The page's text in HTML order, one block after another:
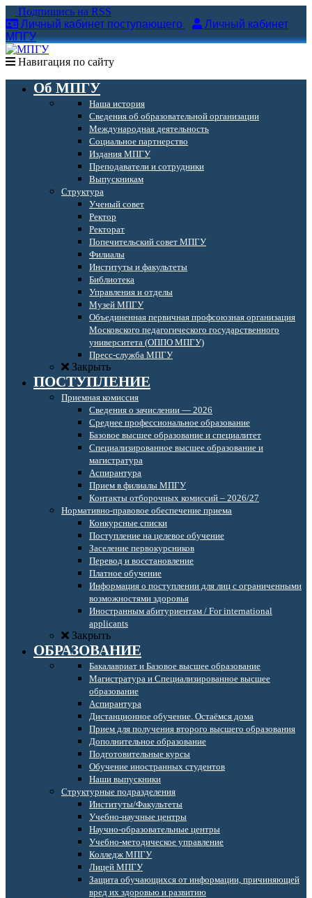
Подпишись на RSS
Личный кабинет поступающего
Личный кабинет
МПГУ
Навигация по сайту
Об МПГУ
Наша история
Сведения об образовательной организации
Международная деятельность
Социальное партнерство
Издания МПГУ
Преподаватели и сотрудники
Выпускникам
Структура
Ученый совет
Ректор
Ректорат
Попечительский совет МПГУ
Филиалы
Институты и факультеты
Библиотека
Управления и отделы
Музей МПГУ
Объединенная первичная профсоюзная организация
Московского педагогического государственного
университета (ОППО МПГУ)
Пресс-служба МПГУ
Закрыть
ПОСТУПЛЕНИЕ
Приемная комиссия
Сведения о зачислении — 2026
Среднее профессиональное образование
Базовое высшее образование и специалитет
Специализированное высшее образование и
магистратура
Аспирантура
Прием в филиалы МПГУ
Контакты отборочных комиссий – 2026/27
Нормативно-правовое обеспечение приема
Конкурсные списки
Поступление на целевое обучение
Заселение первокурсников
Перевод и восстановление
Платное обучение
Информация о поступлении для лиц с ограниченными
возможностями здоровья
Иностранным абитуриентам / For international
applicants
Закрыть
ОБРАЗОВАНИЕ
Бакалавриат и Базовое высшее образование
Магистратура и Специализированное высшее
образование
Аспирантура
Дистанционное обучение. Остаёмся дома
Прием для получения второго высшего образования
Дополнительное образование
Подготовительные курсы
Обучение иностранных студентов
Наши выпускники
Структурные подразделения
Институты/Факультеты
Учебно-научные центры
Научно-образовательные центры
Учебно-методическое управление
Колледж МПГУ
Лицей МПГУ
Защита обучающихся от информации, причиняющей
вред их здоровью и развитию